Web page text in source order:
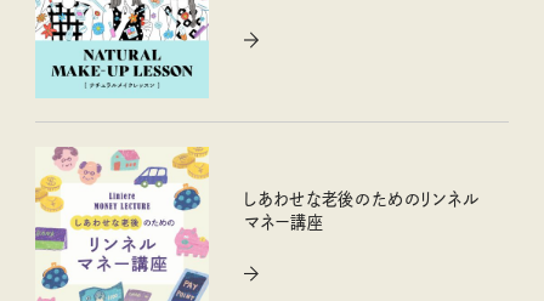
しあわせな老後のためのリンネル
マネー講座